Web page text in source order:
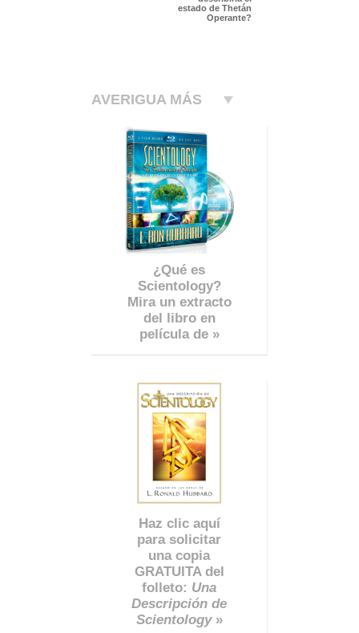
estado de Thetán
Operante?
AVERIGUA MÁS
¿Qué es
Scientology?
Mira un extracto
del libro en
película de »
Haz clic aquí
para solicitar
una copia
GRATUITA del
folleto: Una
Descripción de
Scientology»